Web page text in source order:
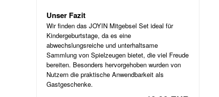
Unser Fazit
Wir finden das JOYIN Mitgebsel Set ideal für
Kindergeburtstage, da es eine
abwechslungsreiche und unterhaltsame
Sammlung von Spielzeugen bietet, die viel Freude
bereiten. Besonders hervorgehoben wurden von
Nutzern die praktische Anwendbarkeit als
Gastgeschenke.